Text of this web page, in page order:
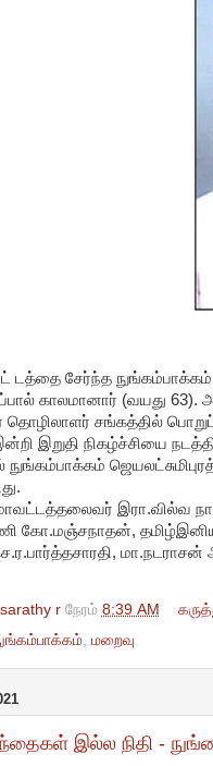
சேர்ந்த நுங்கம்பாக்கம்
காலமானார் (வயது
தொழிலாளர் சங்கத்தில்
இறுதி நிகழ்ச்சியை
இரா.வில்வ
கோ.மஞ்சநாதன்,
r நேரம் 8:39 AM
, மறைவு
இல்ல நிதி -